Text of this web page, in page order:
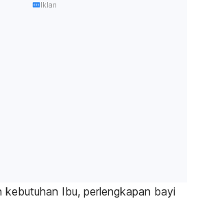
Iklan
kebutuhan Ibu, perlengkapan bayi